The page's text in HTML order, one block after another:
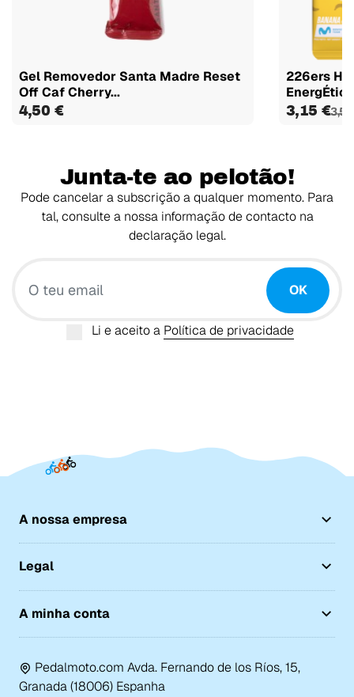
Gel Removedor Santa Madre Reset
Off Caf Cherry...
4,50 €
226ers
3,15 €
Junta-te ao pelotão!
Pode cancelar a subscrição a qualquer momento. Para
tal, consulte a nossa informação de contacto na
declaração legal.
OK
Li e aceito a Política de privacidade
A nossa empresa
Legal
A minha conta
Pedalmoto.com Avda. Fernando de los Ríos, 15,
Granada (18006) Espanha